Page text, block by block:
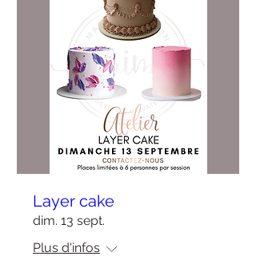
Layer cake
dim. 13 sept.
Plus d'infos